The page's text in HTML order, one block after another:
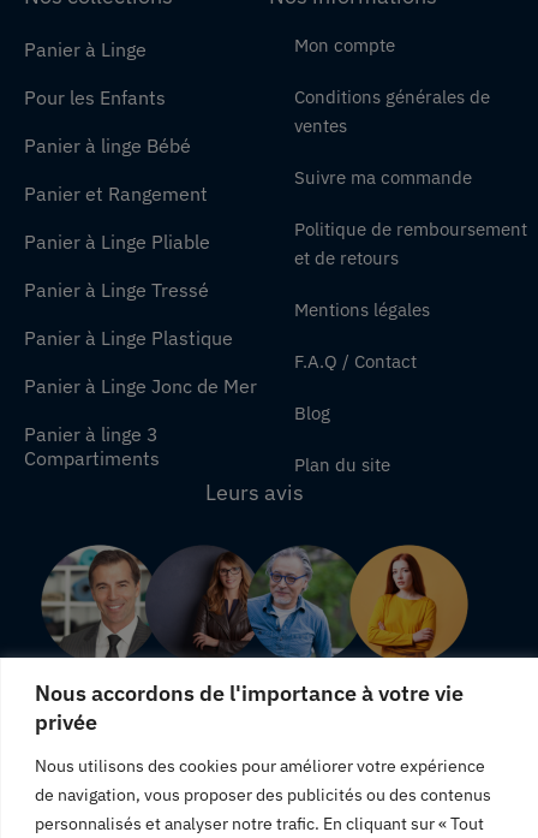
Nous accordons de l'importance à votre vie
privée
Nous utilisons des cookies pour améliorer votre expérience
de navigation, vous proposer des publicités ou des contenus
personnalisés et analyser notre trafic. En cliquant sur « Tout
Panier à Linge
Pour les Enfants
Panier à linge Bébé
Panier et Rangement
Panier à Linge Pliable
Panier à Linge Tressé
Panier à Linge Plastique
Panier à Linge Jonc de Mer
Panier à linge 3
Compartiments
Mon compte
Conditions générales de
ventes
Suivre ma commande
Politique de remboursement
et de retours
Mentions légales
F.A.Q / Contact
Blog
Plan du site
Leurs avis
"Produits totalement conformes à leurs descriptions."
"Satisfaite des produits que j'ai commandé, je vous
recommande."